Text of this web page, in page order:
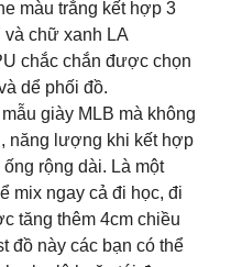
màu trắng kết hợp 3
chữ xanh LA
chắc chắn được chọn
dể phối đồ.
giày MLB mà không
, năng lượng khi kết hợp
rộng dài. Là một
mix ngay cả đi học, đi
tăng thêm 4cm chiều
đồ này các bạn có thể